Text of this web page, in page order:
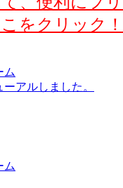
をクリック！
ム
アルしました。
ム